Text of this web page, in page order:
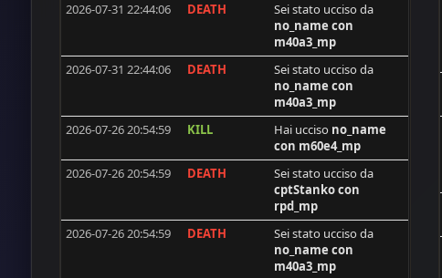
flecxs
cptStanko
breloque
voxx
[ISS]tofik
2026-07-31 22:44:06 DEATH
Sei stato ucciso da
no_name con
m40a3_mp
2026-07-31 22:44:06
DEATH
Sei stato ucciso da
no_name con
m40a3_mp
2026-07-26 20:54:59
KILL Hai ucciso no_name
con m60e4_mp
2026-07-26 20:54:59
DEATH
Sei stato ucciso da
cptStankocon
rpd_mp
2026-07-26 20:54:59
DEATH
Sei stato ucciso da
no_name con
m40a3_mp